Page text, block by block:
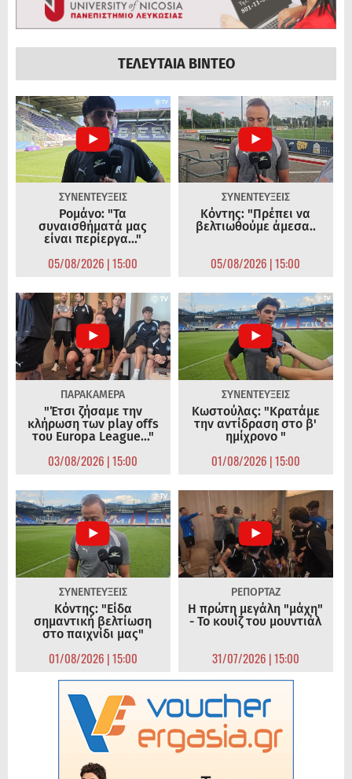
ΤΕΛΕΥΤΑΙΑ ΒΙΝΤΕΟ
ΣΥΝΕΝΤΕΥΞΕΙΣ
Ρομάνο: "Τα
συναισθήματά μας
είναι περίεργα..."
05/08/2026 | 15:00
ΣΥΝΕΝΤΕΥΞΕΙΣ
Κόντης: "Πρέπει να
βελτιωθούμε άμεσα..
05/08/2026 | 15:00
ΠΑΡΑΚΑΜΕΡΑ
"Έτσι ζήσαμε την
κλήρωση των play offs
του Europa League..."
03/08/2026 | 15:00
ΣΥΝΕΝΤΕΥΞΕΙΣ
Κωστούλας: "Κρατάμε
την αντίδραση στο β'
ημίχρονο "
01/08/2026 | 15:00
ΣΥΝΕΝΤΕΥΞΕΙΣ
Κόντης: "Είδα
σημαντική βελτίωση
στο παιχνίδι μας"
01/08/2026 | 15:00
ΡΕΠΟΡΤΑΖ
Η πρώτη μεγάλη "μάχη"
- Το κουίζ του μουντιάλ
31/07/2026 | 15:00